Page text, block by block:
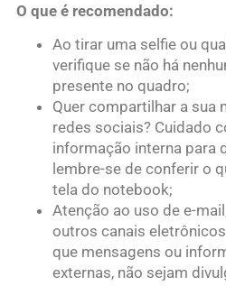
O que é recomendado:
Ao tirar uma selfie ou
verifique se não há
presente no quadro;
Quer compartilhar a sua
redes sociais? Cuidado
informação interna para
lembre-se de conferir o
tela do notebook;
Atenção ao uso de e-
outros canais
que mensagens ou
externas, não sejam